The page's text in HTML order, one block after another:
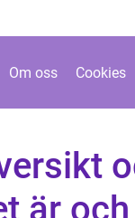
Om oss Cookies
är